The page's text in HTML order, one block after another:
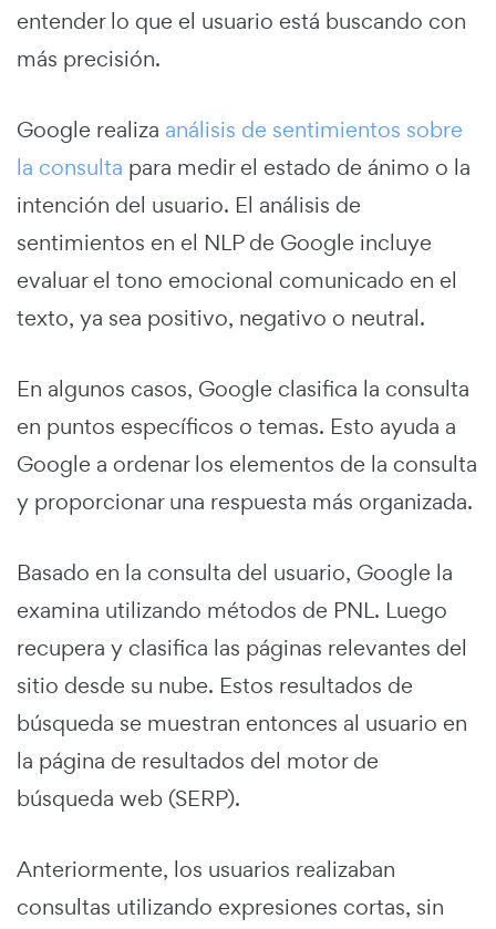
entender lo que el usuario está buscando con
más precisión.
Google realiza análisis de sentimientos sobre
la consulta para medir el estado de ánimo o la
intención del usuario. El análisis de
sentimientos en el NLP de Google incluye
evaluar el tono emocional comunicado en el
texto, ya sea positivo, negativo o neutral.
En algunos casos, Google clasifica la consulta
en puntos específicos o temas. Esto ayuda a
Google a ordenar los elementos de la consulta
y proporcionar una respuesta más organizada.
Basado en la consulta del usuario, Google la
examina utilizando métodos de PNL. Luego
recupera y clasifica las páginas relevantes del
sitio desde su nube. Estos resultados de
búsqueda se muestran entonces al usuario en
la página de resultados del motor de
búsqueda web (SERP).
Anteriormente, los usuarios realizaban
consultas utilizando expresiones cortas, sin